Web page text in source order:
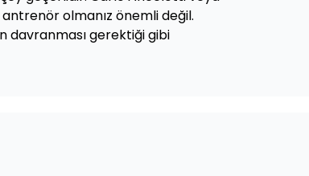
olmanız önemli değil.
davranması gerektiği gibi